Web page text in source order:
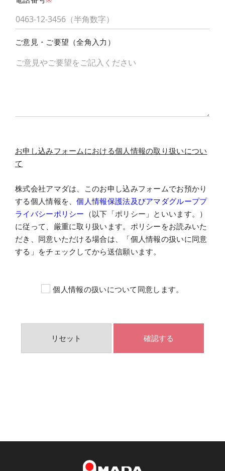
ご意見・ご要望（全角入力）
お申し込みフォームにおける個人情報の取り扱いについ
て
株式会社アマダは、このお申し込みフォームでお預かり
する個人情報を、個人情報保護法及びアマダグループプ
ライバシーポリシー （以下「ポリシー」といいます。）
に従って、厳重に取り扱います。ポリシーをお読みいた
だき、同意いただける場合は、「個人情報の扱いに同意
する」をチェックしてから送信願います。
個人情報の扱いについて同意します。